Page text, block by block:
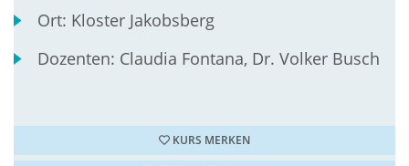
Ort: Kloster Jakobsberg
Dozenten: Claudia Fontana, Dr. Volker Busch
KURS MERKEN